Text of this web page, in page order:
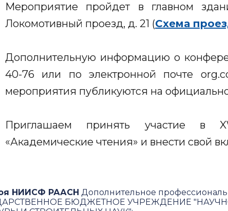
Мероприятие пройдет в главном
Локомотивный проезд, д. 21 (Схема
Дополнительную информацию о
40-76 или по электронной почте
мероприятия публикуются на
Приглашаем принять участие в
«Академические чтения» и внести свой
НИИСФ РААСН Дополнительное
БЮДЖЕТНОЕ УЧРЕЖДЕНИЕ